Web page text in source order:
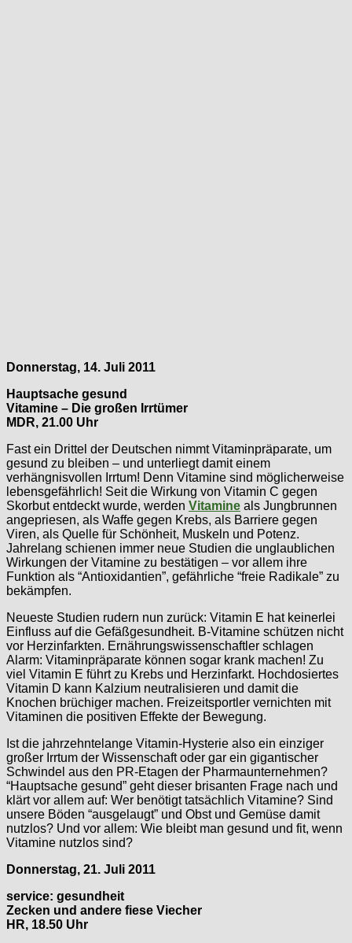
Donnerstag, 14. Juli 2011
Hauptsache gesund
Vitamine – Die großen Irrtümer
MDR, 21.00 Uhr
Fast ein Drittel der Deutschen nimmt Vitaminpräparate, um
gesund zu bleiben – und unterliegt damit einem
verhängnisvollen Irrtum! Denn Vitamine sind möglicherweise
lebensgefährlich! Seit die Wirkung von Vitamin C gegen
Skorbut entdeckt wurde, werden Vitamine als Jungbrunnen
angepriesen, als Waffe gegen Krebs, als Barriere gegen
Viren, als Quelle für Schönheit, Muskeln und Potenz.
Jahrelang schienen immer neue Studien die unglaublichen
Wirkungen der Vitamine zu bestätigen – vor allem ihre
Funktion als “Antioxidantien”, gefährliche “freie Radikale” zu
bekämpfen.
Neueste Studien rudern nun zurück: Vitamin E hat keinerlei
Einfluss auf die Gefäßgesundheit. B-Vitamine schützen nicht
vor Herzinfarkten. Ernährungswissenschaftler schlagen
Alarm: Vitaminpräparate können sogar krank machen! Zu
viel Vitamin E führt zu Krebs und Herzinfarkt. Hochdosiertes
Vitamin D kann Kalzium neutralisieren und damit die
Knochen brüchiger machen. Freizeitsportler vernichten mit
Vitaminen die positiven Effekte der Bewegung.
Ist die jahrzehntelange Vitamin-Hysterie also ein einziger
großer Irrtum der Wissenschaft oder gar ein gigantischer
Schwindel aus den PR-Etagen der Pharmaunternehmen?
“Hauptsache gesund” geht dieser brisanten Frage nach und
klärt vor allem auf: Wer benötigt tatsächlich Vitamine? Sind
unsere Böden “ausgelaugt” und Obst und Gemüse damit
nutzlos? Und vor allem: Wie bleibt man gesund und fit, wenn
Vitamine nutzlos sind?
Donnerstag, 21. Juli 2011
service: gesundheit
Zecken und andere fiese Viecher
HR, 18.50 Uhr